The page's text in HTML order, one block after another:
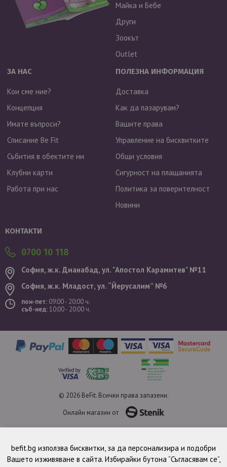
Майка и Бебе
Други
Зоокът
Outlet
ЗА НАС
Кои сме ние?
Концепция
Имате въпроси?
Списание Be Fit
Събития в обектите ни
Клубни карти
Работа при нас
ПОЛЕЗНА ИНФОРМАЦИЯ
Доставка
Как да пазарувам?
Вашите права
Управление на бисквитките
Общи условия
Сигурност на плащанията
Политика за поверителност
Новини
КОНТАКТИ
0700 10 118
София, ж.к. Дианабад, ул. "Aпостол Карамитев" №11
София, ж.к. Младост, ул. “Йерусалим” №6
пон-пет: 09:00 - 20:00 ч.
съб-нед:10:00 - 20:00 ч.
© 2026 BeFit. Всички права запазени.
Онлайн магазин от
befit.bg използва бисквитки, за да персонализира и подобри
Вашето изживяване в сайта. Избирайки бутона “Съгласявам се”,